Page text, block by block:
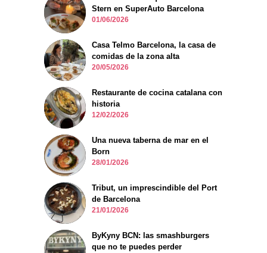
Stern en SuperAuto Barcelona
01/06/2026
Casa Telmo Barcelona, la casa de
comidas de la zona alta
20/05/2026
Restaurante de cocina catalana con
historia
12/02/2026
Una nueva taberna de mar en el
Born
28/01/2026
Tribut, un imprescindible del Port
de Barcelona
21/01/2026
ByKyny BCN: las smashburgers
que no te puedes perder